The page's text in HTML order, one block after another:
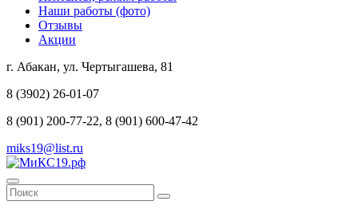
Наши работы (фото)
Отзывы
Акции
г. Абакан, ул. Чертыгашева, 81
8 (3902) 26-01-07
8 (901) 200-77-22, 8 (901) 600-47-42
miks19@list.ru